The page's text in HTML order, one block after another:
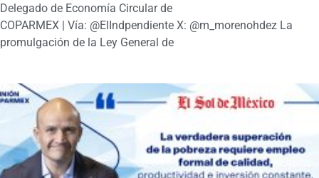
Delegado de Economía Circular de
COPARMEX | Vía: @ElIndpendiente X: @m_morenohdez La
promulgación de la Ley General de